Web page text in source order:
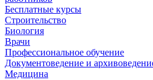
Бесплатные курсы
Строительство
Биология
Врачи
Профессиональное обучение
Документоведение и
Медицина